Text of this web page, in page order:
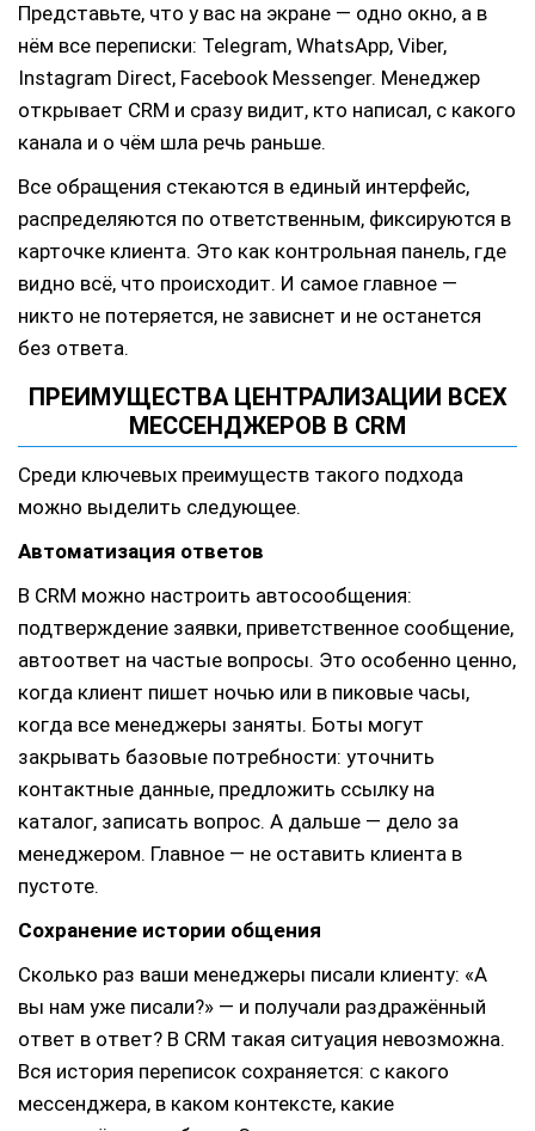
Представьте, что у вас на экране — одно окно, а в
нём все переписки: Telegram, WhatsApp, Viber,
Instagram Direct, Facebook Messenger. Менеджер
открывает CRM и сразу видит, кто написал, с какого
канала и о чём шла речь раньше.
Все обращения стекаются в единый интерфейс,
распределяются по ответственным, фиксируются в
карточке клиента. Это как контрольная панель, где
видно всё, что происходит. И самое главное —
никто не потеряется, не зависнет и не останется
без ответа.
ПРЕИМУЩЕСТВА ЦЕНТРАЛИЗАЦИИ ВСЕХ
МЕССЕНДЖЕРОВ В CRM
Среди ключевых преимуществ такого подхода
можно выделить следующее.
Автоматизация ответов
В CRM можно настроить автосообщения:
подтверждение заявки, приветственное сообщение,
автоответ на частые вопросы. Это особенно ценно,
когда клиент пишет ночью или в пиковые часы,
когда все менеджеры заняты. Боты могут
закрывать базовые потребности: уточнить
контактные данные, предложить ссылку на
каталог, записать вопрос. А дальше — дело за
менеджером. Главное — не оставить клиента в
пустоте.
Сохранение истории общения
Сколько раз ваши менеджеры писали клиенту: «А
вы нам уже писали?» — и получали раздражённый
ответ в ответ? В CRM такая ситуация невозможна.
Вся история переписок сохраняется: с какого
мессенджера, в каком контексте, какие